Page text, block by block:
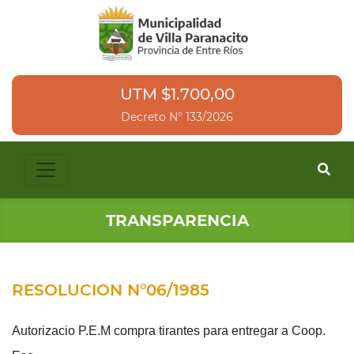
UTM $1.700,00
Decreto N° 133/2026
TRANSPARENCIA
RESOLUCION N°06/1985
Autorizacio P.E.M compra tirantes para entregar a Coop.